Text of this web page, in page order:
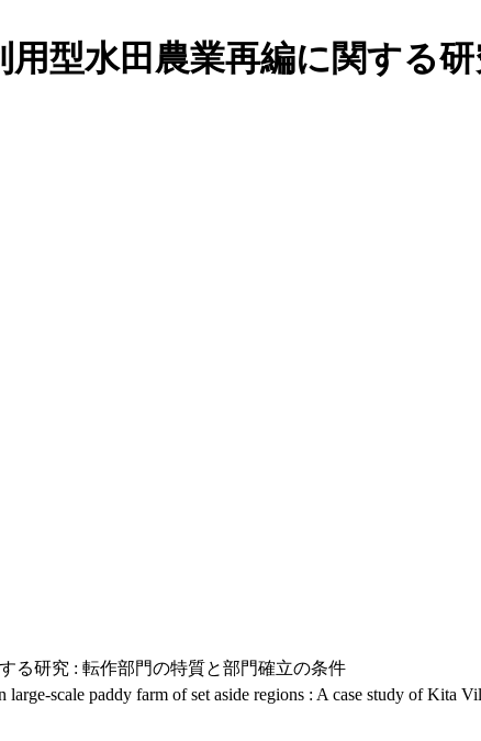
型水田農業再編に関する
る研究 : 転作部門の特質と部門確立の条件
scale paddy farm of set aside regions : A case study of Kita